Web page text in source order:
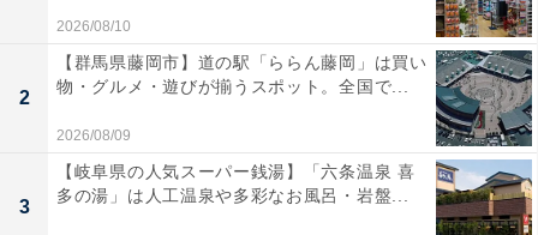
1位となったハウステンボスの「光の王国」は、1,300万
球が輝く華やかなイルミネーション。今年の目玉は世界
最大の「光のドラゴンロボット」だといい、全長13m、
高さ6.5m、大迫力の巨大ドラゴンが口から炎を噴いた
り、身体が光ったり、「光の滝」と連動したりといった
2026/08/10
2
【群馬県藤岡市】道の駅「ららん藤岡」は買い
物・グルメ・遊びが揃うスポット。全国で...
2026/08/09
3
【岐阜県の人気スーパー銭湯】「六条温泉 喜
多の湯」は人工温泉や多彩なお風呂・岩盤...